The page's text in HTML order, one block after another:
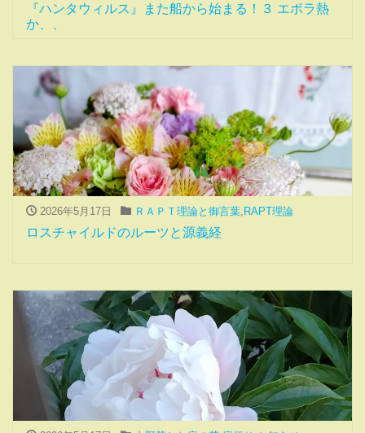
『ハンタウィルス』また船から始まる！３ エボラ熱
か、、
2026年5月17日 ＲＡＰＴ理論と御言葉, RAPT理論
ロスチャイルドのルーツと源義経